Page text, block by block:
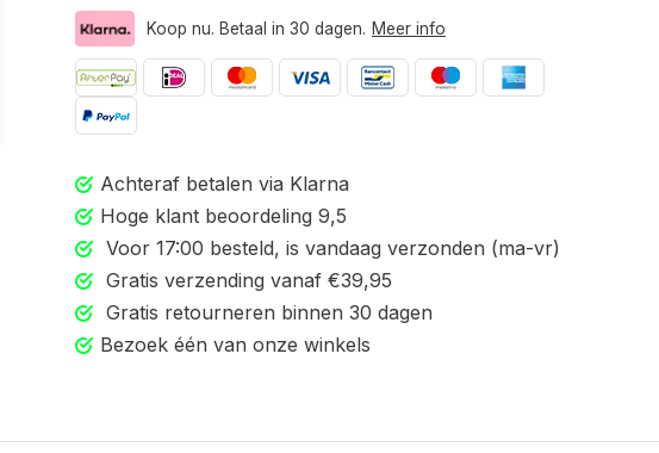
Koop nu. Betaal in 30 dagen. Meer info
Achteraf betalen via Klarna
Hoge klant beoordeling 9,5
Voor 17:00 besteld, is vandaag verzonden (ma-vr)
Gratis verzending vanaf €39,95
Gratis retourneren binnen 30 dagen
Bezoek één van onze winkels